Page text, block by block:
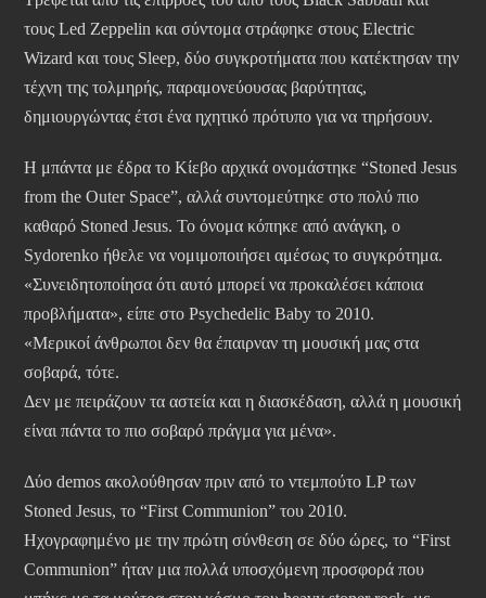
τους Led Zeppelin και σύντομα στράφηκε στους Electric
Wizard και τους Sleep, δύο συγκροτήματα που κατέκτησαν την
τέχνη της τολμηρής, παραμονεύουσας βαρύτητας,
δημιουργώντας έτσι ένα ηχητικό πρότυπο για να τηρήσουν.
Η μπάντα με έδρα το Κίεβο αρχικά ονομάστηκε “Stoned Jesus
from the Outer Space”, αλλά συντομεύτηκε στο πολύ πιο
καθαρό Stoned Jesus. Το όνομα κόπηκε από ανάγκη, ο
Sydorenko ήθελε να νομιμοποιήσει αμέσως το συγκρότημα.
«Συνειδητοποίησα ότι αυτό μπορεί να προκαλέσει κάποια
προβλήματα», είπε στο Psychedelic Baby το 2010.
«Μερικοί άνθρωποι δεν θα έπαιρναν τη μουσική μας στα
σοβαρά, τότε.
Δεν με πειράζουν τα αστεία και η διασκέδαση, αλλά η μουσική
είναι πάντα το πιο σοβαρό πράγμα για μένα».
Δύο demos ακολούθησαν πριν από το ντεμπούτο LP των
Stoned Jesus, το “First Communion” του 2010.
Ηχογραφημένο με την πρώτη σύνθεση σε δύο ώρες, το “First
Communion” ήταν μια πολλά υποσχόμενη προσφορά που